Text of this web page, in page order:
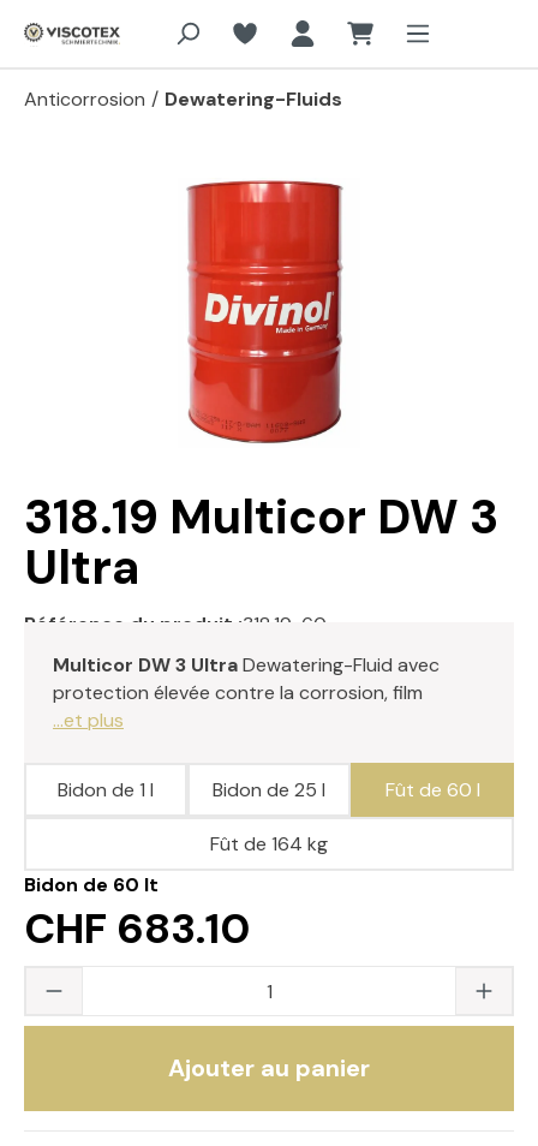
Aller au contenu principal
Anticorrosion / Dewatering-Fluids
Passer la galerie d'images
318.19 Multicor DW 3
Ultra
Référence du produit :318.19-60
Multicor DW 3 UltraDewatering-Fluid avec
protection élevée contre la corrosion, film
...et plus
Bidon de 60 lt
CHF 683.10
Bidon de 1 l Bidon de 25 l Fût de 60 l
Fût de 164 kg
Quantité du produit : saisissez la valeur
Ajouter au panier